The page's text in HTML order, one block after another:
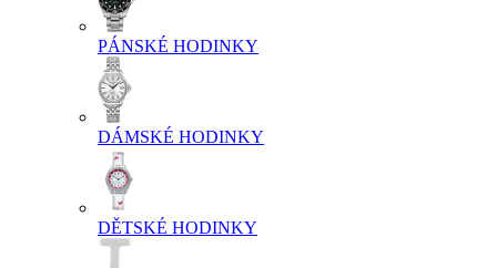
PÁNSKÉ HODINKY
DÁMSKÉ HODINKY
DĚTSKÉ HODINKY